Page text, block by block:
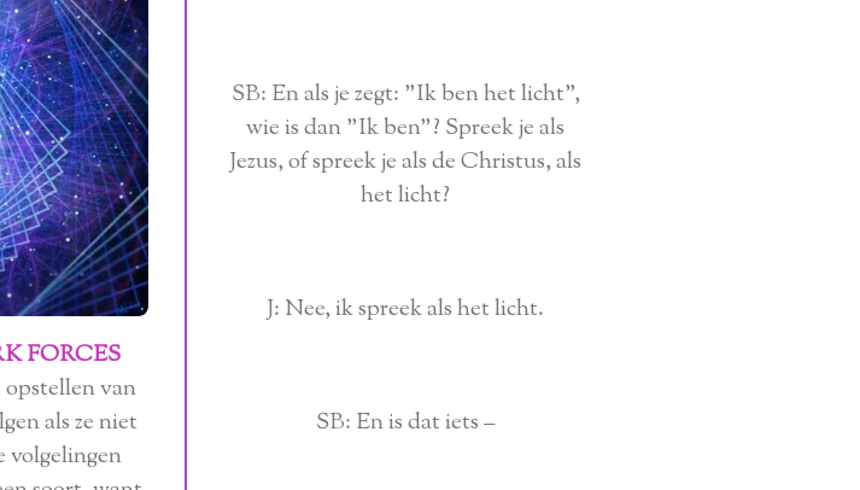
FORCES
opstellen van
als ze niet
volgelingen
SB: En als je zegt: "Ik ben het licht",
wie is dan "Ik ben"? Spreek je als
Jezus, of spreek je als de Christus, als
het licht?
J: Nee, ik spreek als het licht.
SB: En is dat iets –